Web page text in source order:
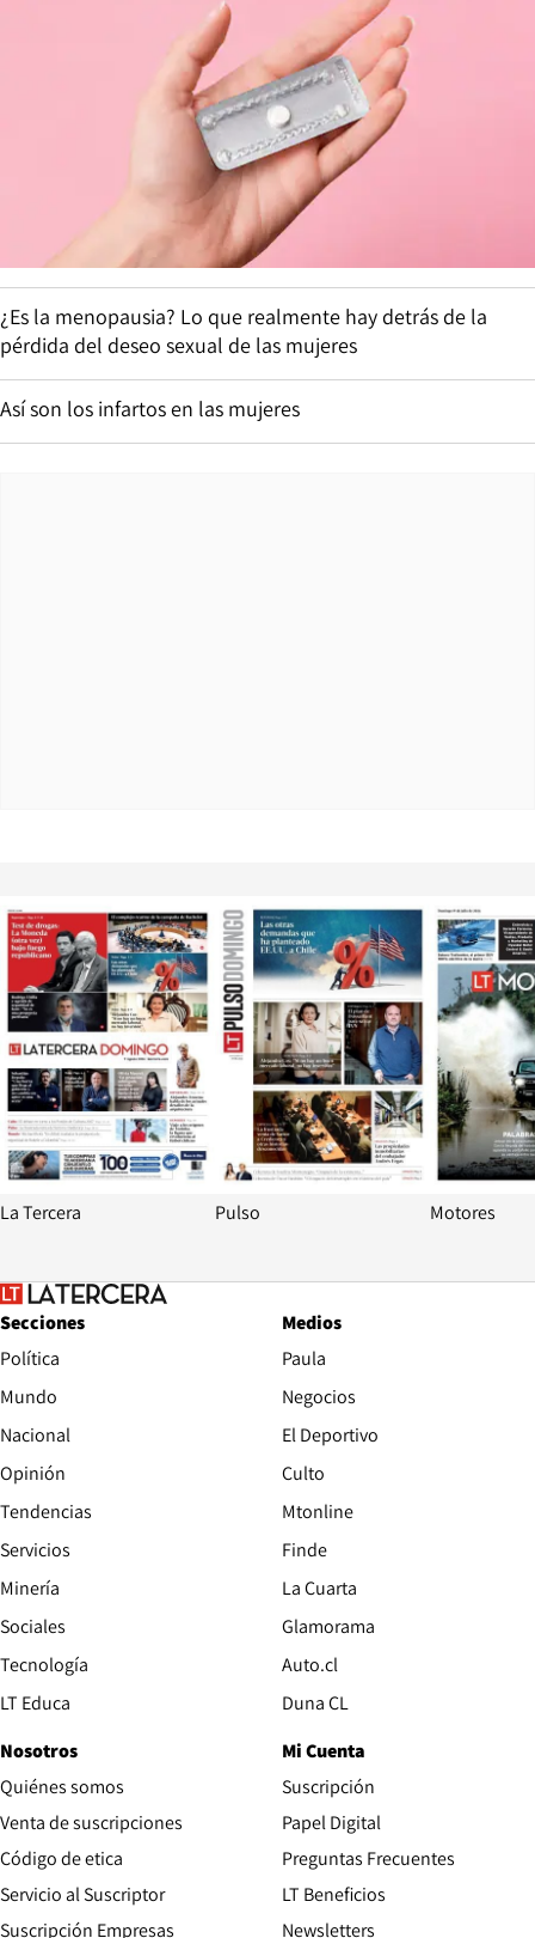
¿Es la menopausia? Lo que realmente hay detrás de la
pérdida del deseo sexual de las mujeres
Así son los infartos en las mujeres
Opens in new window
La Tercera
Opens in
Pulso Motores
Secciones
Política
Mundo
Nacional
Opinión
Tendencias
Servicios
Minería
Sociales
Tecnología
LT Educa
Medios
Paula
Negocios
El Deportivo
Culto
Mtonline
Finde
La Cuarta
Glamorama
Auto.cl
Duna CL
Nosotros
Quiénes somos
Venta de suscripciones
Código de etica Opens in new window
Servicio al Suscriptor
Suscripción Empresas
Mi Cuenta
Suscripción
Papel Digital
Preguntas Frecuentes
LT Beneficios
Newsletters